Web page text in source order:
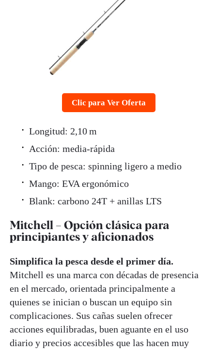
Clic para Ver Oferta
Longitud: 2,10 m
Acción: media-rápida
Tipo de pesca: spinning ligero a medio
Mango: EVA ergonómico
Blank: carbono 24T + anillas LTS
Mitchell – Opción clásica para
principiantes y aficionados
Simplifica la pesca desde el primer día.
Mitchell es una marca con décadas de presencia
en el mercado, orientada principalmente a
quienes se inician o buscan un equipo sin
complicaciones. Sus cañas suelen ofrecer
acciones equilibradas, buen aguante en el uso
diario y precios accesibles que las hacen muy